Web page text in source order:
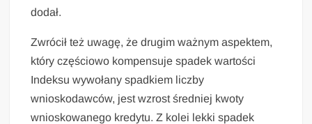
dodał.
Zwrócił też uwagę, że drugim ważnym aspektem,
który częściowo kompensuje spadek wartości
Indeksu wywołany spadkiem liczby
wnioskodawców, jest wzrost średniej kwoty
wnioskowanego kredytu. Z kolei lekki spadek